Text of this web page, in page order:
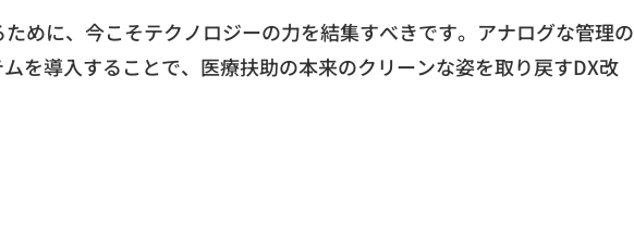
めに、 今こそテクノロジーの力を結集すべきです。 アナログな管理の
を導入することで、 医療扶助の本来のクリーンな姿を取り戻すDX改